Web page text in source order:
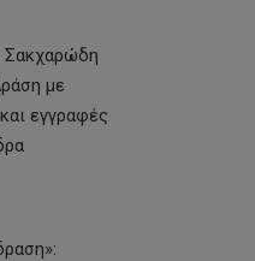
Σακχαρώδη
με
εγγραφές